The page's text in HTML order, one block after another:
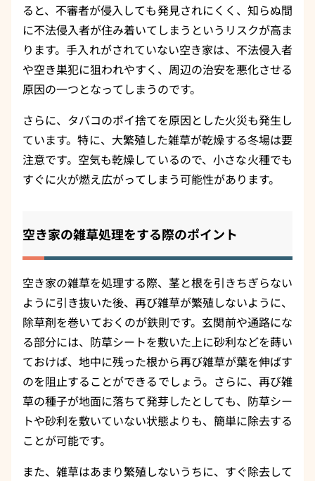
ると、不審者が侵入しても発見されにくく、知らぬ間
に不法侵入者が住み着いてしまうというリスクが高ま
ります。手入れがされていない空き家は、不法侵入者
や空き巣犯に狙われやすく、周辺の治安を悪化させる
原因の一つとなってしまうのです。
さらに、タバコのポイ捨てを原因とした火災も発生し
ています。特に、大繁殖した雑草が乾燥する冬場は要
注意です。空気も乾燥しているので、小さな火種でも
すぐに火が燃え広がってしまう可能性があります。
空き家の雑草処理をする際のポイント
空き家の雑草を処理する際、茎と根を引きちぎらない
ように引き抜いた後、再び雑草が繁殖しないように、
除草剤を巻いておくのが鉄則です。玄関前や通路にな
る部分には、防草シートを敷いた上に砂利などを蒔い
ておけば、地中に残った根から再び雑草が葉を伸ばす
のを阻止することができるでしょう。さらに、再び雑
草の種子が地面に落ちて発芽したとしても、防草シー
トや砂利を敷いていない状態よりも、簡単に除去する
ことが可能です。
また、雑草はあまり繁殖しないうちに、すぐ除去して